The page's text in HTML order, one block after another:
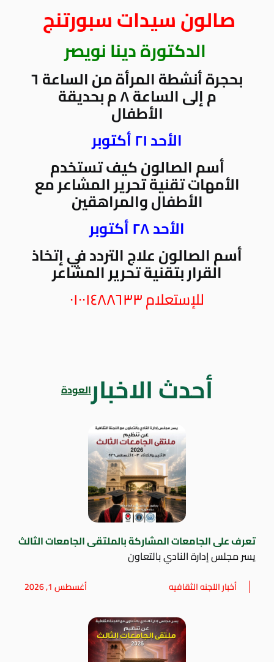
صالون سيدات سبورتنج
الدكتورة دينا نويصر
بحجرة أنشطة المرأة من الساعة ٦
م إلى الساعة ٨ م بحديقة
الأطفال
الأحد ٢١ أكتوبر
أسم الصالون كيف تستخدم
الأمهات تقنية تحرير المشاعر مع
الأطفال والمراهقين
الأحد ٢٨ أكتوبر
أسم الصالون علاج التردد في إتخاذ
القرار بتقنية تحرير المشاعر
للإستعلام ٠١٠٠١٤٨٨٦٣٣
أحدث الاخبارالعودة
تعرف على الجامعات المشاركة بالملتقى الجامعات الثالث
يسر مجلس إدارة النادي بالتعاون
أخبار اللجنه الثقافيه أغسطس 1, 2026